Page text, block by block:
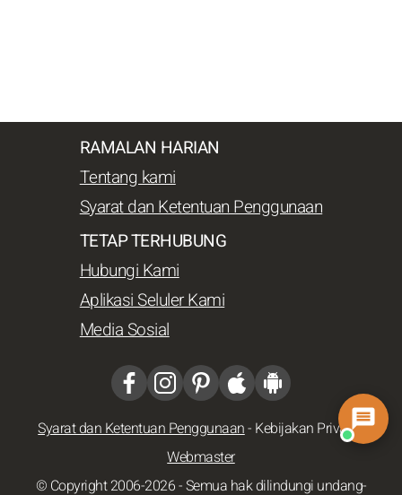
RAMALAN HARIAN
Tentang kami
Syarat dan Ketentuan Penggunaan
TETAP TERHUBUNG
Hubungi Kami
Aplikasi Seluler Kami
Media Sosial
Syarat dan Ketentuan Penggunaan- Kebijakan Privasi-
Webmaster
© Copyright 2006-2026 - Semua hak dilindungi undang-